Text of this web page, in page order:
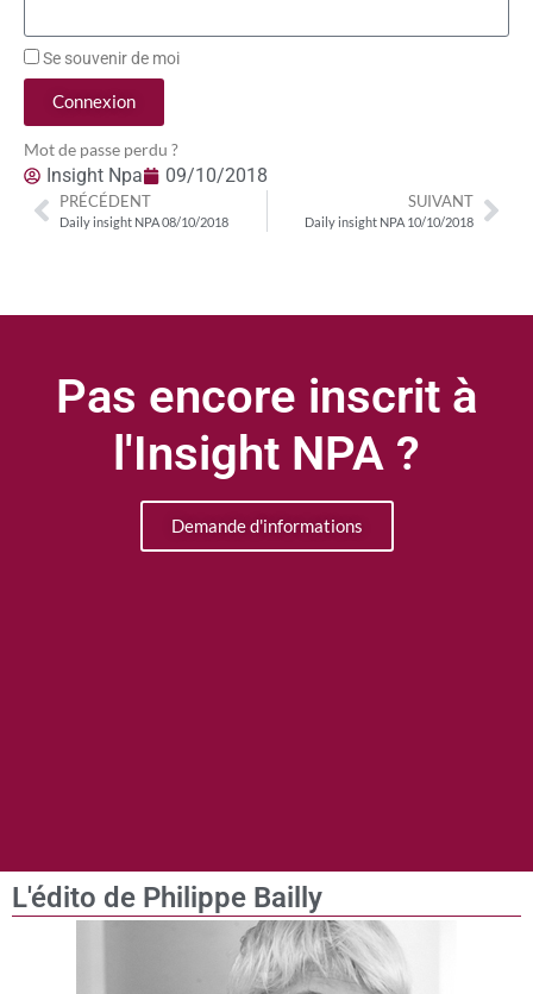
Se souvenir de moi
Connexion
Mot de passe perdu ?
Insight Npa 09/10/2018
PRÉCÉDENT
Daily insight NPA 08/10/2018
SUIVANT
Daily insight NPA 10/10/2018
Pas encore inscrit à
l'Insight NPA ?
Demande d'informations
L'édito de Philippe Bailly